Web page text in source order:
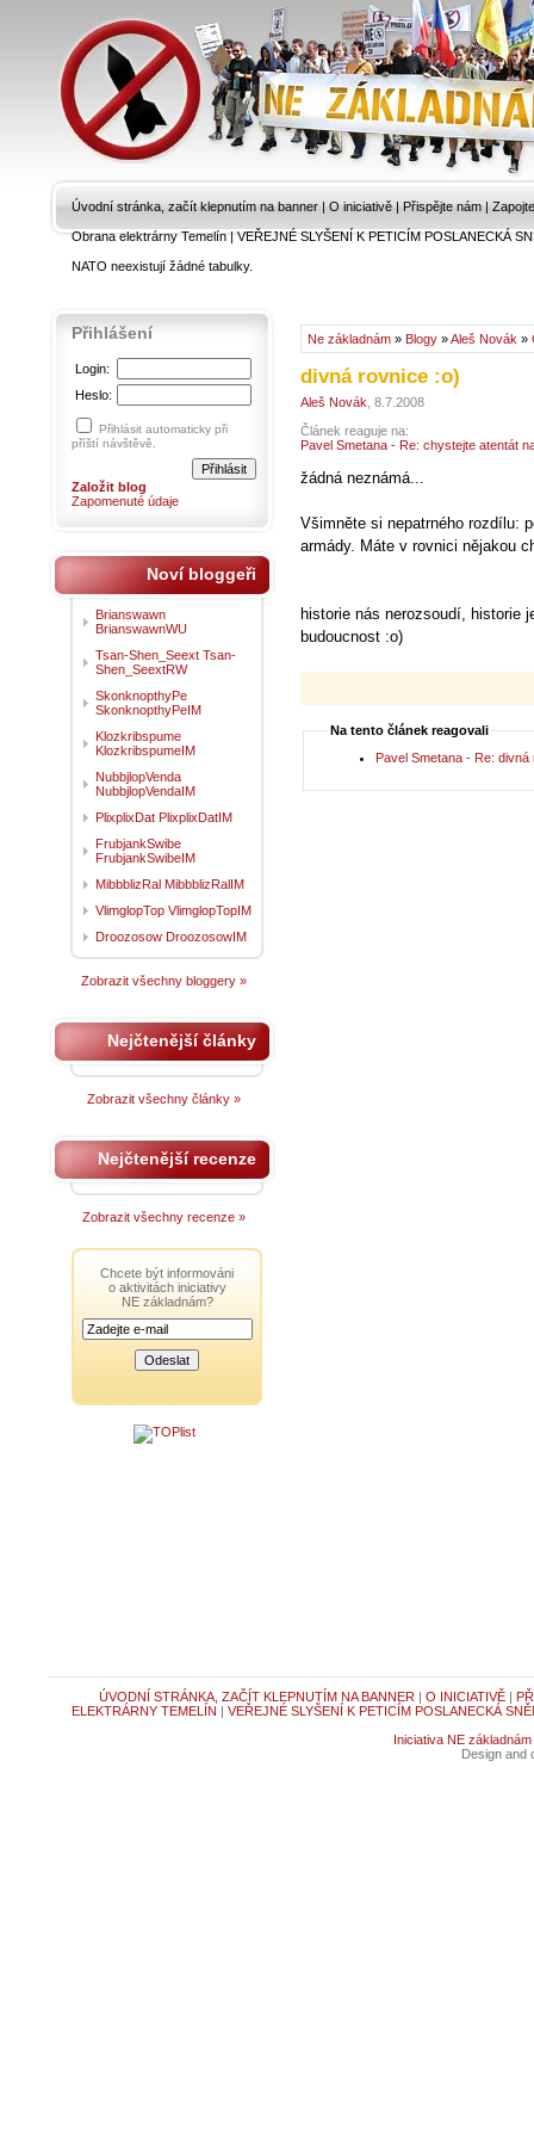
Úvodní stránka, začít klepnutím na banner | O iniciativě | Přispějte nám |
Obrana elektrárny Temelín|VEŘEJNÉ SLYŠENÍ K PETICÍM POSLANECKÁ
NATO neexistují žádné tabulky.
Ne základnám » Blogy »Aleš Novák »
divná rovnice :o)
Aleš Novák , 8.7.2008
Článek reaguje na:
Pavel Smetana - Re: chystejte atentát
žádná neznámá...
Všimněte si nepatrného rozdílu:
armády. Máte v rovnici nějakou
historie nás nerozsoudí, historie
budoucnost :o)
Na tento článek reagovali
Pavel Smetana - Re: divná
Přihlášení
Login:
Heslo:
Přihlásit automaticky při
příští návštěvě.
Založit blog
Zapomenuté údaje
Noví bloggeři
Brianswawn
BrianswawnWU
Tsan-Shen_Seext Tsan-
Shen_SeextRW
SkonknopthyPe
SkonknopthyPeIM
Klozkribspume
KlozkribspumeIM
NubbjlopVenda
NubbjlopVendaIM
PlixplixDat PlixplixDatIM
FrubjankSwibe
FrubjankSwibeIM
MibbblizRal MibbblizRalIM
VlimglopTop VlimglopTopIM
Droozosow DroozosowIM
Zobrazit všechny bloggery »
Nejčtenější články
Zobrazit všechny články »
Nejčtenější recenze
Zobrazit všechny recenze »
Chcete být informováni
o aktivitách iniciativy
NE základnám?
ÚVODNÍ STRÁNKA, ZAČÍT KLEPNUTÍM NA BANNER | O INICIATIVĚ|
ELEKTRÁRNY TEMELÍN | VEŘEJNÉ SLYŠENÍ K PETICÍM POSLANECKÁ
Iniciativa NE základnám
Design and